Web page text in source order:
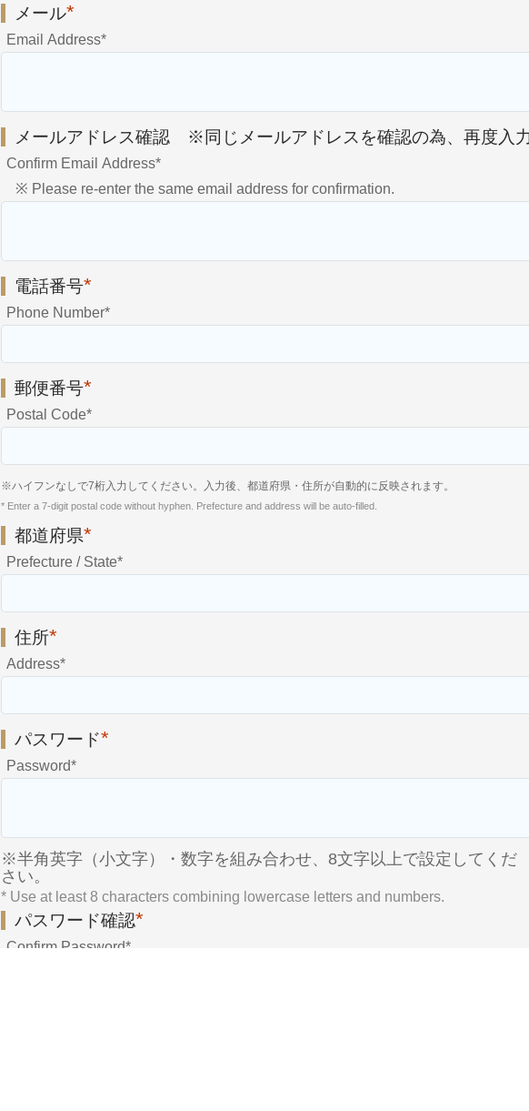
メール*
Email Address*
メールアドレス確認 ※同じメールアドレスを確認の為、再度入
Confirm Email Address*
※ Please re-enter the same email address for confirmation.
電話番号*
Phone Number*
郵便番号*
Postal Code*
※ハイフンなしで7桁入力してください。入力後、都道府県・住所が自動的に反映されます。
* Enter a 7-digit postal code without hyphen. Prefecture and address will be auto-filled.
都道府県*
Prefecture / State*
住所*
Address*
パスワード*
Password*
※半角英字（小文字）・数字を組み合わせ、8文字以上で設定してくだ
さい。
* Use at least 8 characters combining lowercase letters and numbers.
パスワード確認*
Confirm Password*